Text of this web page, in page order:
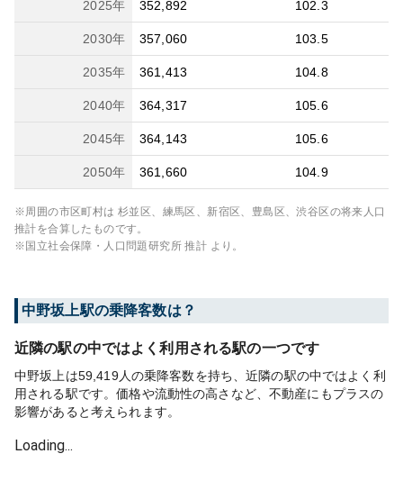
2025年 352,892 102.3
2030年 357,060 103.5
2035年 361,413 104.8
2040年 364,317 105.6
2045年 364,143 105.6
2050年 361,660 104.9
※周囲の市区町村は 杉並区、練馬区、新宿区、豊島区、渋谷区の将来人口
推計を合算したものです。
※国立社会保障・人口問題研究所 推計 より。
中野坂上駅の乗降客数は？
近隣の駅の中ではよく利用される駅の一つです
中野坂上は59,419人の乗降客数を持ち、近隣の駅の中ではよく利
用される駅です。価格や流動性の高さなど、不動産にもプラスの
影響があると考えられます。
Loading...